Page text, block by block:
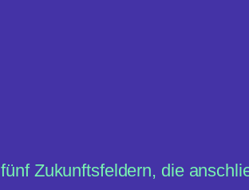
Zukunftsfeldern, die